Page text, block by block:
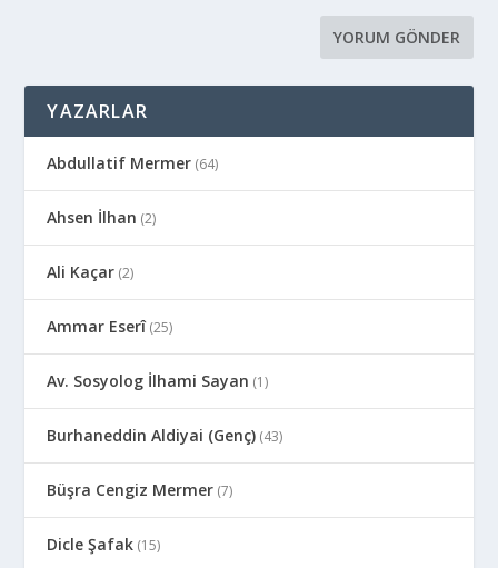
YAZARLAR
Abdullatif Mermer (64)
Ahsen İlhan (2)
Ali Kaçar (2)
Ammar Eserî(25)
Av. Sosyolog İlhami Sayan (1)
Burhaneddin Aldiyai (Genç) (43)
Büşra Cengiz Mermer (7)
Dicle Şafak (15)